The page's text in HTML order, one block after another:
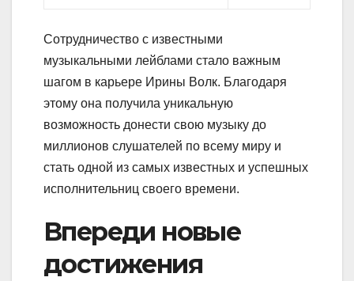
Сотрудничество с известными
музыкальными лейблами стало важным
шагом в карьере Ирины Волк. Благодаря
этому она получила уникальную
возможность донести свою музыку до
миллионов слушателей по всему миру и
стать одной из самых известных и успешных
исполнительниц своего времени.
Впереди новые
достижения